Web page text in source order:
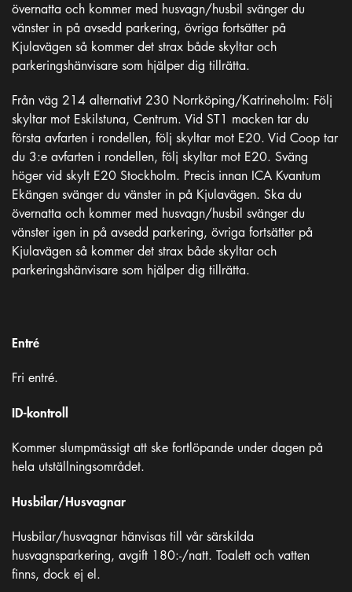
övernatta och kommer med husvagn/husbil svänger du
vänster in på avsedd parkering, övriga fortsätter på
Kjulavägen så kommer det strax både skyltar och
parkeringshänvisare som hjälper dig tillrätta.
Från väg 214 alternativt 230 Norrköping/Katrineholm: Följ
skyltar mot Eskilstuna, Centrum. Vid ST1 macken tar du
första avfarten i rondellen, följ skyltar mot E20. Vid Coop tar
du 3:e avfarten i rondellen, följ skyltar mot E20. Sväng
höger vid skylt E20 Stockholm. Precis innan ICA Kvantum
Ekängen svänger du vänster in på Kjulavägen. Ska du
övernatta och kommer med husvagn/husbil svänger du
vänster igen in på avsedd parkering, övriga fortsätter på
Kjulavägen så kommer det strax både skyltar och
parkeringshänvisare som hjälper dig tillrätta.
Entré
Fri entré.
ID-kontroll
Kommer slumpmässigt att ske fortlöpande under dagen på
hela utställningsområdet.
Husbilar/Husvagnar
Husbilar/husvagnar hänvisas till vår särskilda
husvagnsparkering, avgift 180:-/natt. Toalett och vatten
finns, dock ej el.